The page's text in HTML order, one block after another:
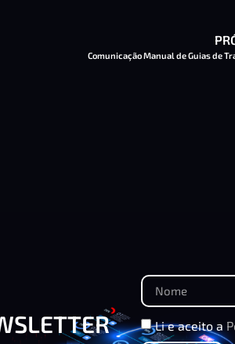
Comunicação Manual de Guias de
Li e aceito a